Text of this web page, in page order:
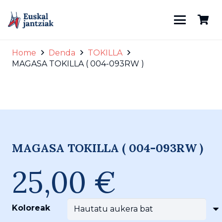
Home Denda
TOKILLA
MAGASA TOKILLA ( 004-093RW )
MAGASA TOKILLA ( 004-093RW )
25,00 €
Koloreak